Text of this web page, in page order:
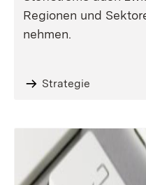
Regionen und
nehmen.
Strategie